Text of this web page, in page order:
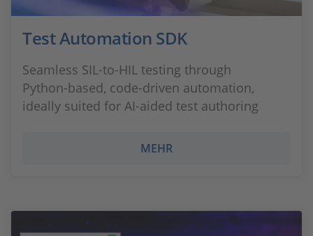
Test Automation SDK
Seamless SIL‑to‑HIL testing through
Python‑based, code‑driven automation,
ideally suited for AI‑aided test authoring
MEHR